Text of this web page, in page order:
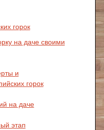
горок
на даче своими
и
горок
на даче
этап